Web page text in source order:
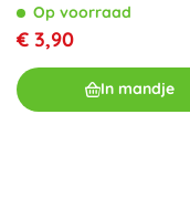
Op voorraad
€ 3,90
In mandje